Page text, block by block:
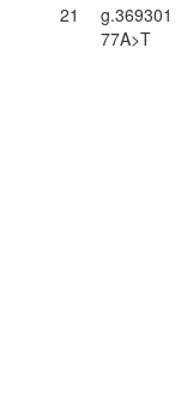
21
g.369301
77A>T